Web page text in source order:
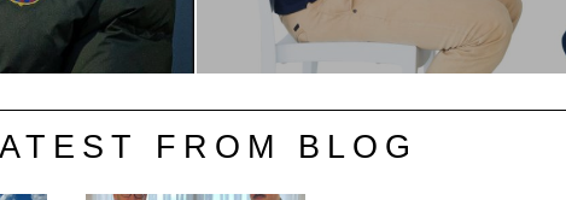
FROM BLOG